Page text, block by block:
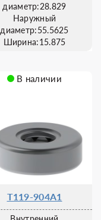
диаметр:28.829
Наружный
диаметр:55.5625
Ширина:15.875
В наличии
T119-904A1